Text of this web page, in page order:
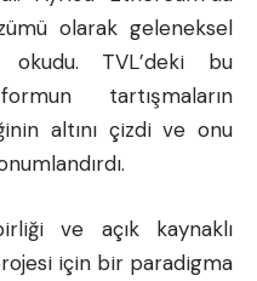
olarak geleneksel
okudu. TVL’deki bu
tartışmaların
altını çizdi ve onu
ve açık kaynaklı
için bir paradigma